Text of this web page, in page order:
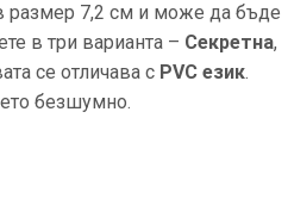
размер 7,2 см и може да бъде
в три варианта – Секретна,
се отличава с PVC език.
безшумно.